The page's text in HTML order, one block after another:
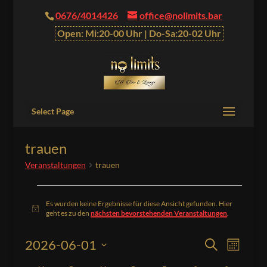
0676/4014426
office@nolimits.bar
Open: Mi:20-00 Uhr | Do-Sa:20-02 Uhr
Select Page
trauen
Veranstaltungen trauen
Hinweis
Es wurden keine Ergebnisse für diese Ansicht gefunden. Hier
geht es zu dennächsten bevorstehenden Veranstaltungen.
Suche
Monat
2026-06-01